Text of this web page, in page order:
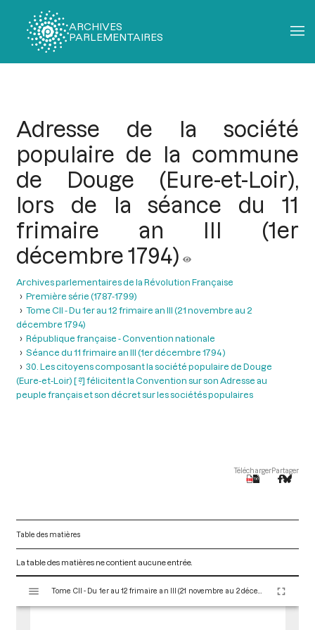
ARCHIVES
PARLEMENTAIRES
Adresse de la société
populaire de la commune
de Douge (Eure-et-Loir),
lors de la séance du 11
frimaire an III (1er
décembre 1794)
Archives parlementaires de la Révolution Française
Première série (1787-1799)
Tome CII - Du 1er au 12 frimaire an III (21 novembre au 2
décembre 1794)
République française - Convention nationale
Séance du 11 frimaire an III (1er décembre 1794 )
30. Les citoyens composant la société populaire de Douge
(Eure-et-Loir) [ ?] félicitent la Convention sur son Adresse au
peuple français et son décret sur les sociétés populaires
TéléchargerPartager
Table des matières
La table des matières ne contient aucune entrée.
s